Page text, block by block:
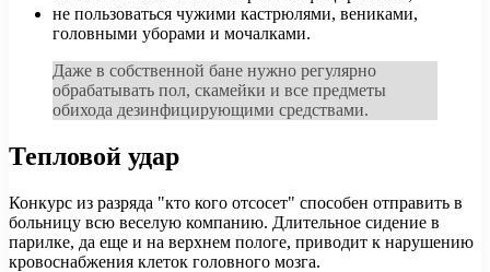
не пользоваться чужими кастрюлями, вениками,
головными уборами и мочалками.
Даже в собственной бане нужно регулярно
обрабатывать пол, скамейки и все предметы
обихода дезинфицирующими средствами.
Тепловой удар
Конкурс из разряда "кто кого отсосет" способен отправить в
больницу всю веселую компанию. Длительное сидение в
парилке, да еще и на верхнем пологе, приводит к нарушению
кровоснабжения клеток головного мозга.